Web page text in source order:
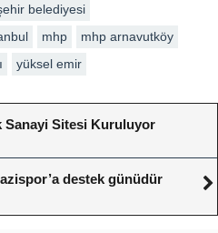
belediyesi
mhp
mhp arnavutköy
yüksel emir
Sitesi Kuruluyor
destek günüdür